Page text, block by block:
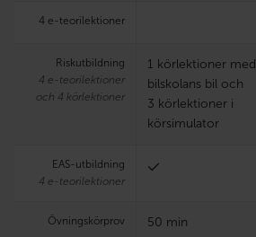
4 e-teorilektioner
Riskutbildning
4 e-teorilektioner
och 4 körlektioner
1 körlektioner med
bilskolans bil och
3 körlektioner i
körsimulator
EAS-utbildning
4 e-teorilektioner
Övningskörprov 50 min